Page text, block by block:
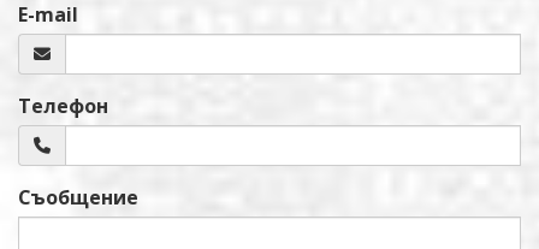
E-mail
Телефон
Съобщение